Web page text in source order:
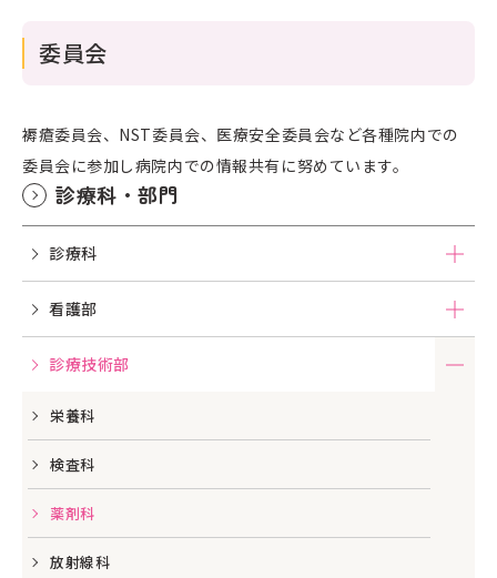
診療科・部門
診療科
看護部
診療技術部
栄養科
検査科
薬剤科
放射線科
委員会
褥瘡委員会、NST委員会、医療安全委員会など各種院内での
委員会に参加し病院内での情報共有に努めています。